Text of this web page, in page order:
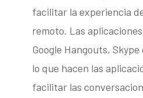
facilitar la experiencia
remoto. Las
Google Hangouts,
lo que hacen las
facilitar las